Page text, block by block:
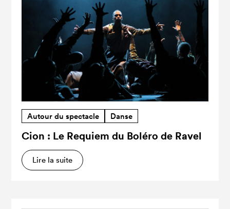
Autour du spectacle Danse
Cion : Le Requiem du Boléro de Ravel
Lire la suite